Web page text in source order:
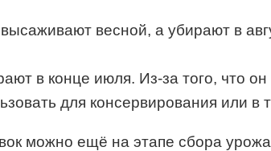
весной, а убирают в
в конце июля. Из-за того, что
для консервирования или
можно ещё на этапе сбора